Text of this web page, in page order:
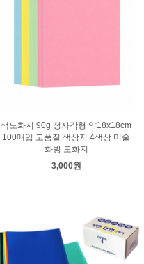
색도화지 90g 정사각형 약18x18cm
100매입 고품질 색상지 4색상 미술
화방 도화지
3,000원